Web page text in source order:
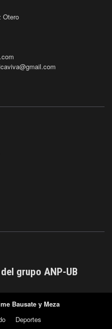
Otero
grupo ANP-UB
Bausate y Meza
Deportes